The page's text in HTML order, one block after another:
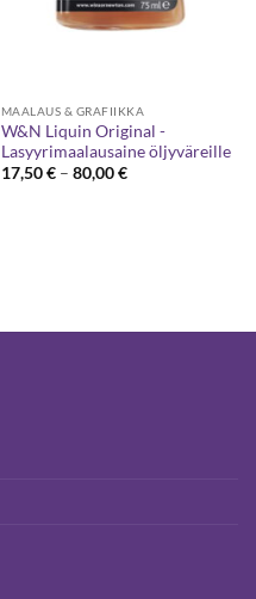
MAALAUS & GRAFIIKKA
W&N Liquin Original -
Lasyyrimaalausaine öljyväreille
17,50€ – 80,00€Hintaluokka: